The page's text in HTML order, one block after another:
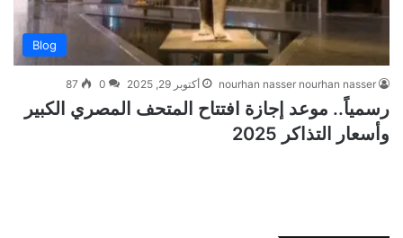
Blog
nourhan nasser nourhan nasser أكتوبر 29, 2025 0
87
رسمياً.. موعد إجازة افتتاح المتحف المصري الكبير
وأسعار التذاكر 2025